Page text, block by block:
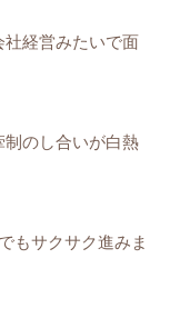
社経営みたいで面
のし合いが白熱
もサクサク進みま